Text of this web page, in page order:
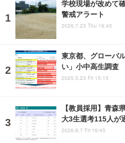
学校現場が改めて
警戒アラート
2026.7.23 Thu 16:45
東京都、グローバ
い」小中高生調査
2025.5.23 Fri 15:15
【教員採用】青森
大3生選考115人が
2026.8.7 Fri 16:45